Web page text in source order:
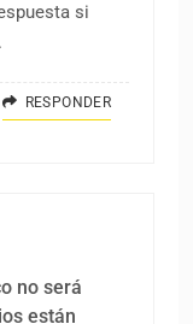
si
RESPONDER
no será
están